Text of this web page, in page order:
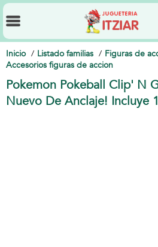
Inicio Listado familias
Figuras de
Accesorios figuras de accion
Pokemon Pokeball Clip' N
Nuevo De Anclaje! Incluye